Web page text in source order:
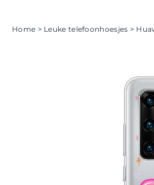
Home > Leuke telefoonhoesjes >